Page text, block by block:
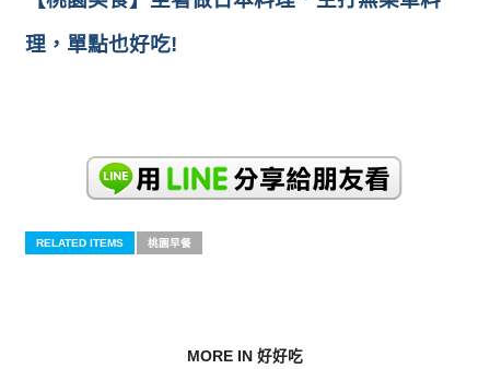
理，單點也好吃!
RELATED ITEMS 桃園早餐
MORE IN 好好吃